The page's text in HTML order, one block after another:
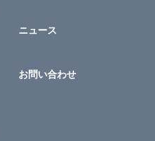
ニュース
お問い合わせ